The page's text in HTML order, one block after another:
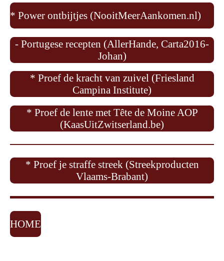
* Power ontbijtjes (NooitMeerAankomen.nl)
- Portugese recepten (AllerHande, Carta2016-
Johan)
* Proef de kracht van zuivel (Friesland
Campina Institute)
* Proef de lente met Tête de Moine AOP
(KaasUitZwitserland.be)
* Proef je straffe streek (Streekproducten
Vlaams-Brabant)
HOME